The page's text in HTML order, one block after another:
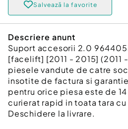
Salvează la favorite
Descriere anunt
Suport accesorii 2.0
[facelift] [2011 - 2015] (2011
piesele vandute de catre
insotite de factura si
pentru orice piesa este de
curierat rapid in toata tara
Deschidere la livrare.